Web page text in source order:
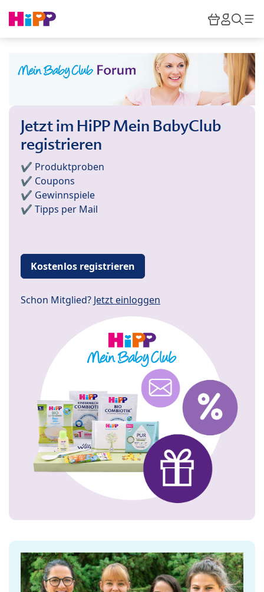
HiPP
Jetzt im HiPP Mein BabyClub
registrieren
✔️ Produktproben
✔️ Coupons
✔️ Gewinnspiele
✔️ Tipps per Mail
Kostenlos registrieren
Schon Mitglied? Jetzt einloggen